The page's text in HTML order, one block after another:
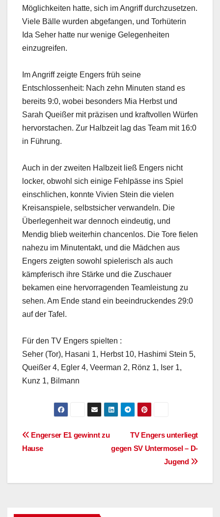
Möglichkeiten hatte, sich im Angriff durchzusetzen.
Viele Bälle wurden abgefangen, und Torhüterin
Ida Seher hatte nur wenige Gelegenheiten
einzugreifen.
Im Angriff zeigte Engers früh seine
Entschlossenheit: Nach zehn Minuten stand es
bereits 9:0, wobei besonders Mia Herbst und
Sarah Queißer mit präzisen und kraftvollen Würfen
hervorstachen. Zur Halbzeit lag das Team mit 16:0
in Führung.
Auch in der zweiten Halbzeit ließ Engers nicht
locker, obwohl sich einige Fehlpässe ins Spiel
einschlichen, konnte Vivien Stein die vielen
Kreisanspiele, selbstsicher verwandeln. Die
Überlegenheit war dennoch eindeutig, und
Mendig blieb weiterhin chancenlos. Die Tore fielen
nahezu im Minutentakt, und die Mädchen aus
Engers zeigten sowohl spielerisch als auch
kämpferisch ihre Stärke und die Zuschauer
bekamen eine hervorragenden Teamleistung zu
sehen. Am Ende stand ein beeindruckendes 29:0
auf der Tafel.
Für den TV Engers spielten :
Seher (Tor), Hasani 1, Herbst 10, Hashimi Stein 5,
Queißer 4, Egler 4, Veerman 2, Rönz 1, Iser 1,
Kunz 1, Bilmann
BeitragsnavigationTV Engers unterliegt
gegen SV Untermosel – D-
Jugend
Engerser E1 gewinnt zu
Hause